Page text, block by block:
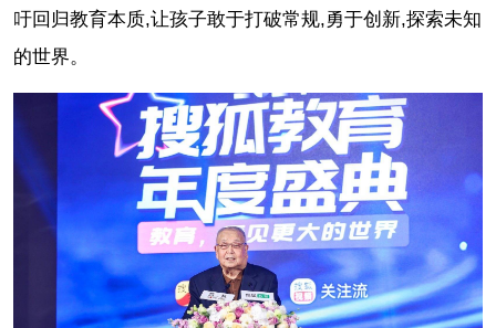
吁回归教育本质,让孩子敢于打破常规,勇于创新,探索未知
的世界。